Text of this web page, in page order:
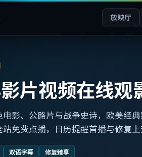
放映厅
片视频在线观
影、公路片与战争史诗，欧美经
免费点播，日历提醒首播与修复上
双语字幕 修复臻享